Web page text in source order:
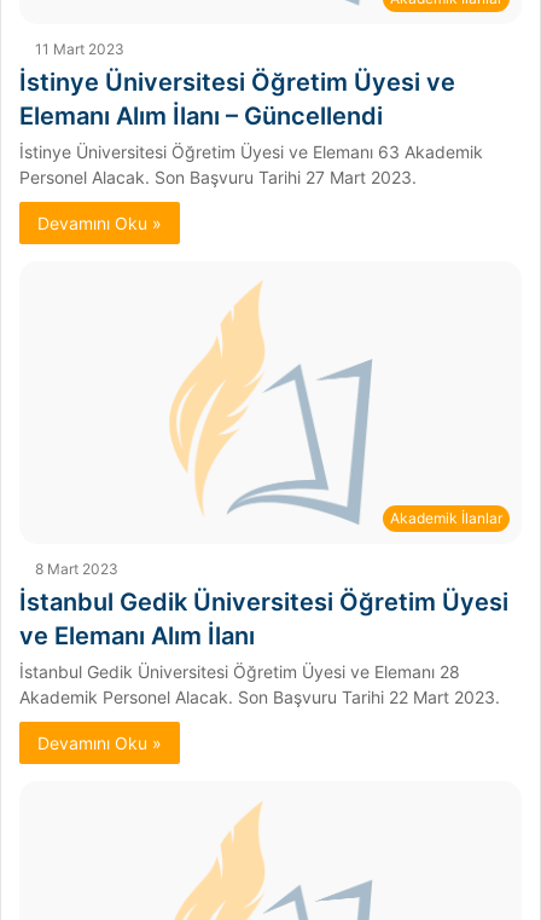
11 Mart 2023
İstinye Üniversitesi Öğretim Üyesi ve
Elemanı Alım İlanı – Güncellendi
İstinye Üniversitesi Öğretim Üyesi ve Elemanı 63 Akademik
Personel Alacak. Son Başvuru Tarihi 27 Mart 2023.
Devamını Oku »
Akademik İlanlar
8 Mart 2023
İstanbul Gedik Üniversitesi Öğretim Üyesi
ve Elemanı Alım İlanı
İstanbul Gedik Üniversitesi Öğretim Üyesi ve Elemanı 28
Akademik Personel Alacak. Son Başvuru Tarihi 22 Mart 2023.
Devamını Oku »